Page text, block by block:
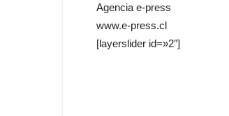
Agencia e-press
www.e-press.cl
[layerslider id=»2″]